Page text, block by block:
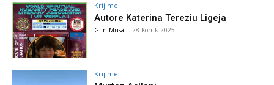
Krijime
Autore Katerina Tereziu Ligeja
Gjin Musa - 28 Korrik 2025
Krijime